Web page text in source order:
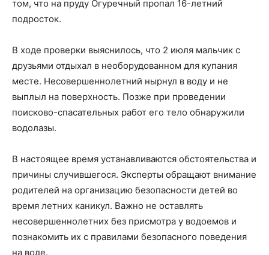
том, что на пруду Огуречный пропал 16-летний
подросток.
В ходе проверки выяснилось, что 2 июля мальчик с
друзьями отдыхал в необорудованном для купания
месте. Несовершеннолетний нырнул в воду и не
выплыл на поверхность. Позже при проведении
поисково-спасательных работ его тело обнаружили
водолазы.
В настоящее время устанавливаются обстоятельства и
причины случившегося. Эксперты обращают внимание
родителей на организацию безопасности детей во
время летних каникул. Важно не оставлять
несовершеннолетних без присмотра у водоемов и
познакомить их с правилами безопасного поведения
на воде.